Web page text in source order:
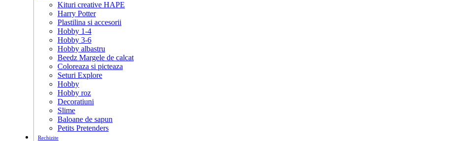
Kituri creative HAPE
Harry Potter
Plastilina si accesorii
Hobby 1-4
Hobby 3-6
Hobby albastru
Beedz Margele de calcat
Coloreaza si picteaza
Seturi Explore
Hobby
Hobby roz
Decoratiuni
Slime
Baloane de sapun
Petits Pretenders
Rechizite